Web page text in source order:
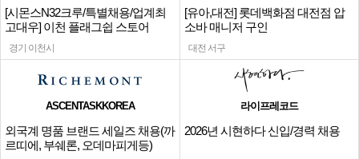
[시몬스N32크루/특별채용/업계최
고대우] 이천 플래그쉽 스토어
경기 이천시
[유아,대전] 롯데백화점 대전점 압
소바 매니저 구인
대전 서구
ASCENTASKKOREA
외국계 명품 브랜드 세일즈 채용(까
르띠에, 부쉐론, 오데마피게등)
라이프레코드
2026년 시현하다 신입/경력 채용